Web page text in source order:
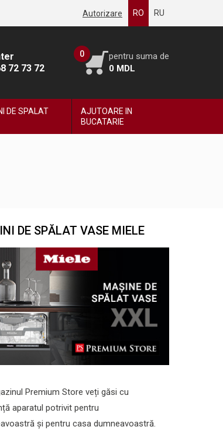
Autorizare RO RU
72 73 72
0
pentru suma de
0MDL
DE SPALAT
AJUTOARE IN
BUCATARIE
DE SPĂLAT VASE MIELE
Premium Store veți găsi cu
aparatul potrivit pentru
și pentru casa dumneavoastră.